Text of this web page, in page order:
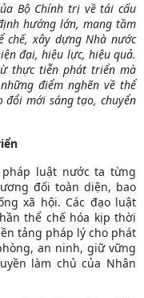
Bộ Chính trị về tái cấu
hướng lớn, mang tầm
chế, xây dựng Nhà nước
đại, hiệu lực, hiệu quả.
thực tiễn phát triển mà
điểm nghẽn về thể
mới sáng tạo, chuyển
luật nước ta từng
đối toàn diện, bao
xã hội. Các đạo luật
thể chế hóa kịp thời
tảng pháp lý cho phát
an ninh, giữ vững
làm chủ của Nhân